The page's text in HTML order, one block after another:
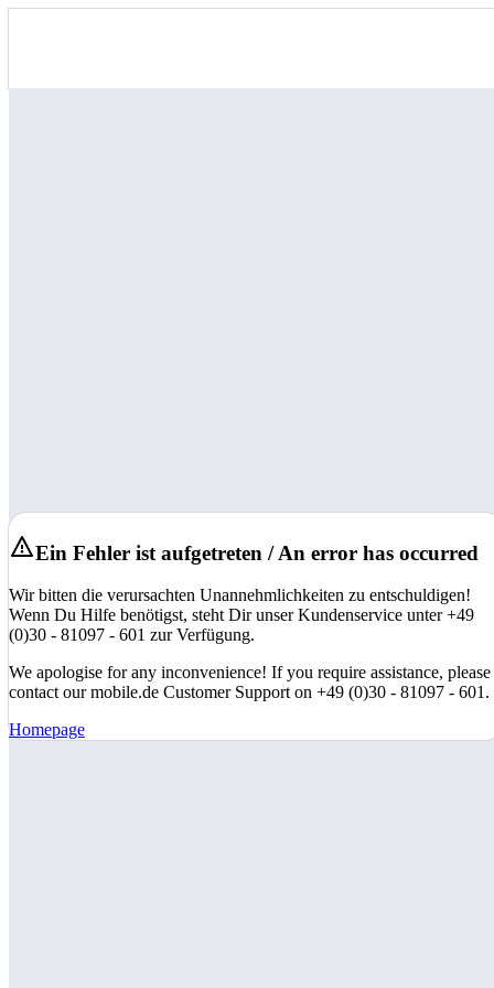
Ein Fehler ist aufgetreten / An error has occurred
Wir bitten die verursachten Unannehmlichkeiten zu entschuldigen!
Wenn Du Hilfe benötigst, steht Dir unser Kundenservice unter +49
(0)30 - 81097 - 601 zur Verfügung.
We apologise for any inconvenience! If you require assistance, please
contact our mobile.de Customer Support on +49 (0)30 - 81097 - 601.
Homepage